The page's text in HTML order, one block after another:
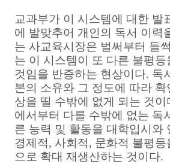
교과부가 이 시스템에 대한 발
에 발맞추어 개인의 독서 이력
는 사교육시장은 벌써부터 들
는 이 시스템이 또 다른 불평등
것임을 반증하는 현상이다. 독
본의 소유와 그 정도에 따라
상을 띨 수밖에 없게 되는 것이
에서부터 다를 수밖에 없는 독
른 능력 및 활동을 대학입시와
경제적, 사회적, 문화적 불평
으로 확대 재생산하는 것이다.